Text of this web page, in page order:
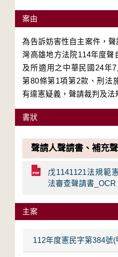
案由
為告訴妨害性自主案件，
灣高雄地方法院114年度聲
及所適用之中華民國24年
第80條第1項第2款、刑法
有違憲疑義，聲請裁判及法
書狀
聲請人聲請書、補充
戊1141121法規範
法審查聲請書_OCR
主案
112年度憲民字第384號(